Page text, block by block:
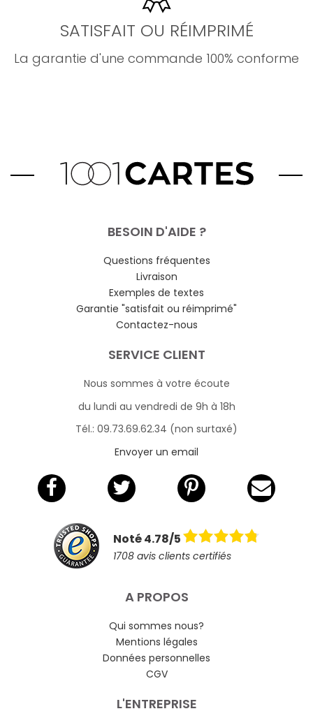
SATISFAIT OU RÉIMPRIMÉ
La garantie d'une commande 100% conforme
BESOIN D'AIDE ?
Questions fréquentes
Livraison
Exemples de textes
Garantie "satisfait ou réimprimé"
Contactez-nous
SERVICE CLIENT
Nous sommes à votre écoute
du lundi au vendredi de 9h à 18h
Tél.: 09.73.69.62.34 (non surtaxé)
Envoyer un email
Noté 4.78/5
1708 avis clients certifiés
A PROPOS
Qui sommes nous?
Mentions légales
Données personnelles
CGV
L'ENTREPRISE